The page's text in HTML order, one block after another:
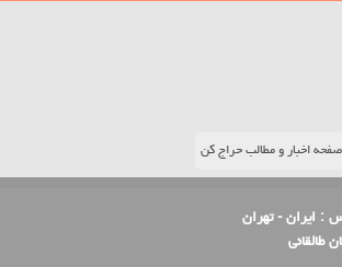
صفحه اخبار و مطالب حراج کن
: ایران - تهران
طالقانی